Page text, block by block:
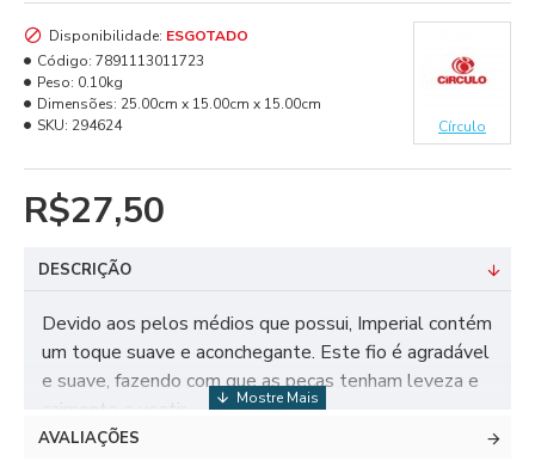
R$27,50
Disponibilidade: ESGOTADO
Código: 7891113011723
Peso: 0.10kg
Dimensões: 25.00cm x 15.00cm x 15.00cm
SKU: 294624 Círculo
DESCRIÇÃO
Devido aos pelos médios que possui, Imperial contém
um toque suave e aconchegante. Este fio é agradável
e suave, fazendo com que as peças tenham leveza e
caimento o vestir.
AVALIAÇÕES